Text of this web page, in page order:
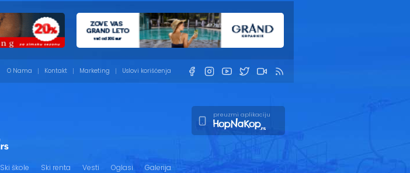
O Nama Kontakt Marketing Uslovi korišćenja
preuzmi aplikaciju
Ski škole Ski renta Vesti Oglasi Galerija